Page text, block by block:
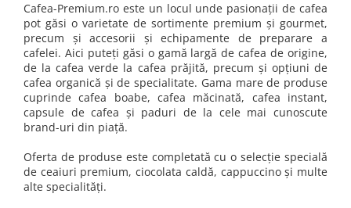
Napolitane
Nuci, Alune si Fructe Deshidratate
Prajituri Ambalate
Ustensile Diverse
Zahăr, Miere & Îndulcitori
Cafea-Premium.ro este un locul unde pasionații de cafea
pot găsi o varietate de sortimente premium și gourmet,
precum și accesorii și echipamente de preparare a
cafelei. Aici puteți găsi o gamă largă de cafea de origine,
de la cafea verde la cafea prăjită, precum și opțiuni de
cafea organică și de specialitate. Gama mare de produse
cuprinde cafea boabe, cafea măcinată, cafea instant,
capsule de cafea și paduri de la cele mai cunoscute
brand-uri din piață.
Oferta de produse este completată cu o selecție specială
de ceaiuri premium, ciocolata caldă, cappuccino și multe
alte specialități.